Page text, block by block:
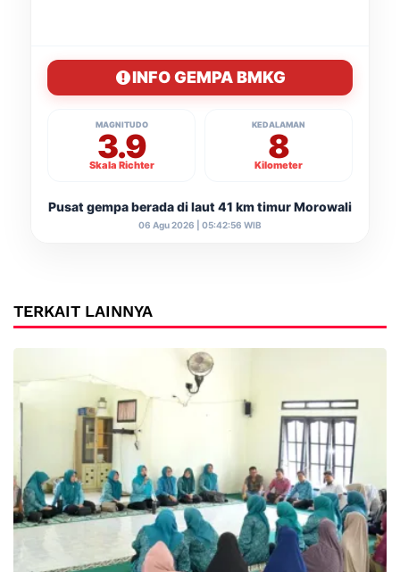
INFO GEMPA BMKG
MAGNITUDO
3.9
Skala Richter
KEDALAMAN
8
Kilometer
Pusat gempa berada di laut 41 km timur Morowali
06 Agu 2026 | 05:42:56 WIB
TERKAIT LAINNYA